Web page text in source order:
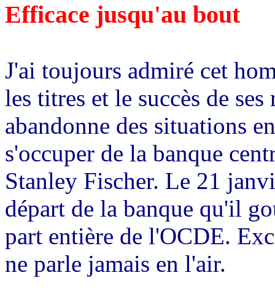
Efficace jusqu'au bout
J'ai toujours admiré cet
les titres et le succès de
abandonne des situations
s'occuper de la banque
Stanley Fischer. Le 21
départ de la banque qu'il
part entière de l'OCDE.
ne parle jamais en l'air.